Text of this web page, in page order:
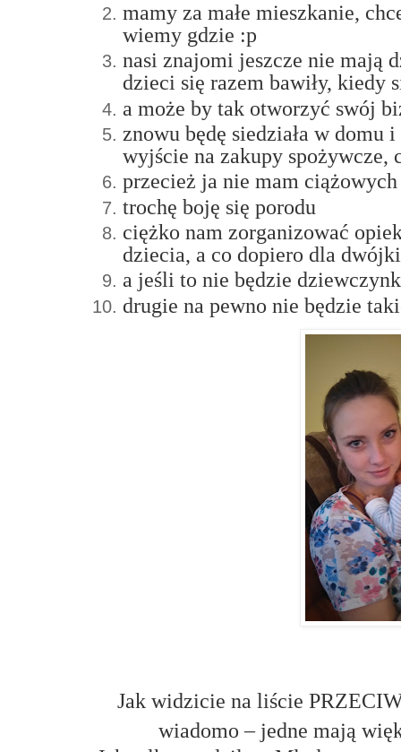
mamy za małe mieszkanie,
wiemy gdzie :p
nasi znajomi jeszcze nie mają
dzieci się razem bawiły, kiedy
a może by tak otworzyć swój
znowu będę siedziała w
wyjście na zakupy spożywcze,
przecież ja nie mam
trochę boję się porodu
ciężko nam zorganizować
dziecia, a co dopiero dla
a jeśli to nie będzie
drugie na pewno nie będzie
Jak widzicie na liście
wiadomo – jedne mają